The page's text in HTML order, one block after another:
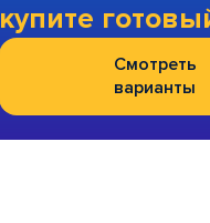
купите
Смотреть
варианты